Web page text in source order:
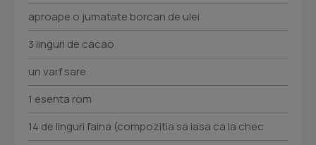
aproape o jumatate borcan de ulei
3 linguri de cacao
un varf sare
1 esenta rom
14 de linguri faina (compozitia sa iasa ca la chec